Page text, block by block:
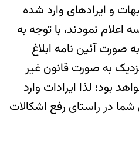
و ایرادهای وارد شده
نمودند، با توجه به
صورت آئین نامه ابلاغ
به صورت قانون غیر
بود؛ لذا ایرادات وارد
در راستای رفع اشکالات